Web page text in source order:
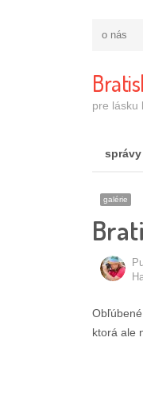
o nás
pre lásku
správy
galérie
ktorá ale